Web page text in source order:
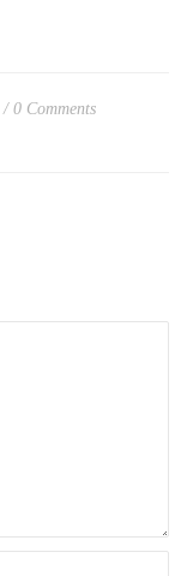
0 Comments